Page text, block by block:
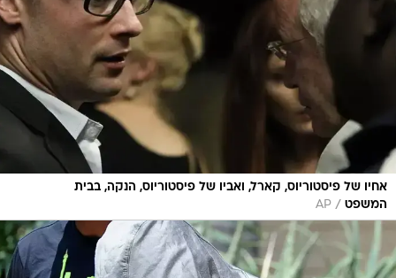
אחיו של פיסטוריוס, קארל, ואביו של פיסטוריוס, הנקה, בבית
המשפט /
AP